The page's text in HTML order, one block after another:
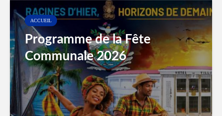
ACCUEIL
Programme de la Fête
Communale 2026